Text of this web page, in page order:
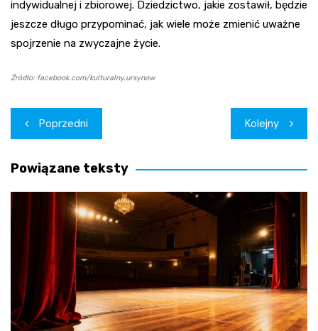
indywidualnej i zbiorowej. Dziedzictwo, jakie zostawił, będzie
jeszcze długo przypominać, jak wiele może zmienić uważne
spojrzenie na zwyczajne życie.
Źródło: facebook.com/kulturalny.ursynow
Nawigacja
wpisu
Poprzedni Kolejny
Powiązane teksty